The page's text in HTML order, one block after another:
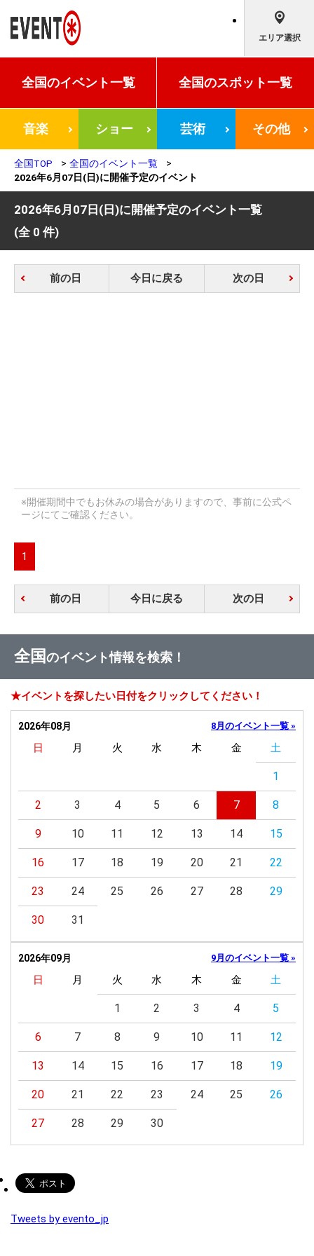
エリア選択
全国のイベント一覧 全国のスポット一覧
音楽 ショー 芸術 その他
全国TOP
全国のイベント一覧
2026年6月07日(日)に開催予定のイベント
2026年6月07日(日)に開催予定のイベント一覧
(全 0 件)
前の日 今日に戻る 次の日
※開催期間中でもお休みの場合がありますので、事前に公式ペ
ージにてご確認ください。
1
前の日 今日に戻る 次の日
全国のイベント情報を検索！
★イベントを探したい日付をクリックしてください！
2026年08月 8月のイベント一覧 »
日 月 火 水 木 金 土
1
2 3 4 5 6 7 8
9 10 11 12 13 14 15
16 17 18 19 20 21 22
23 24 25 26 27 28 29
30 31
2026年09月 9月のイベント一覧 »
日 月 火 水 木 金 土
1 2 3 4 5
6 7 8 9 10 11 12
13 14 15 16 17 18 19
20 21 22 23 24 25 26
27 28 29 30
Tweets by evento_jp